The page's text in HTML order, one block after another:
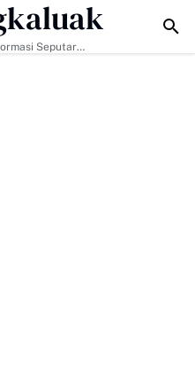
Penyuluhan Satpol PP
Seputar